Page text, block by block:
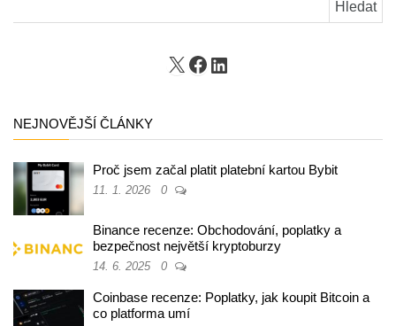
X Facebook
LinkedIn
NEJNOVĚJŠÍ ČLÁNKY
Proč jsem začal platit platební kartou Bybit
11. 1. 2026 0
Binance recenze: Obchodování, poplatky a
bezpečnost největší kryptoburzy
14. 6. 2025 0
Coinbase recenze: Poplatky, jak koupit Bitcoin a
co platforma umí